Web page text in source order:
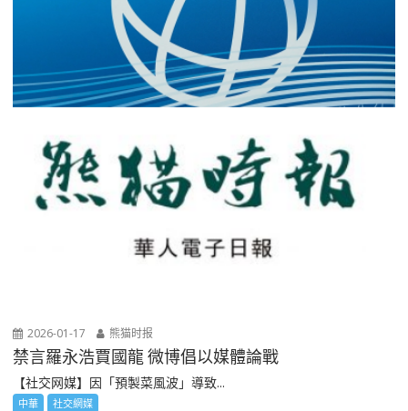
2026-01-17 熊猫时报
禁言羅永浩賈國龍 微博倡以媒體論戰
【社交网媒】因「預製菜風波」導致...
中華 社交網媒